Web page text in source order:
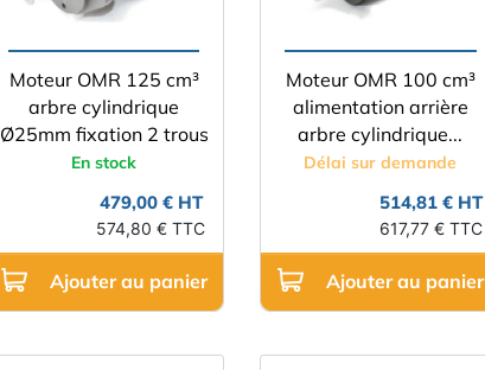
Moteur OMR 125 cm³
arbre cylindrique
Ø25mm fixation 2 trous
En stock
479,00 € HT
574,80 € TTC
Ajouter au panier
Moteur OMR 100 cm³
alimentation arrière
arbre cylindrique...
Délai sur demande
514,81 € HT
617,77 € TTC
Ajouter au panier